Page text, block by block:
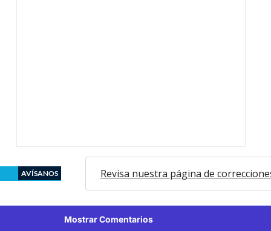
AVÍSANOS Revisa nuestra página de
Mostrar Comentarios